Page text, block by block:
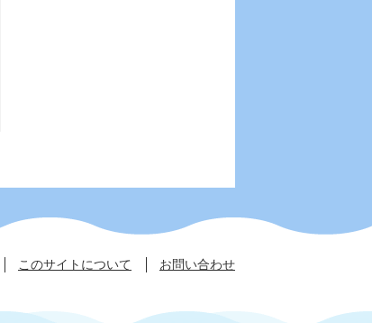
このサイトについて お問い合わせ